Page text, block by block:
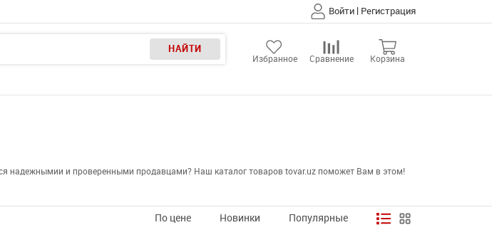
Войти | Регистрация
НАЙТИ
Избранное Сравнение Корзина
надежнымии и проверенными продавцами? Наш каталог товаров tovar.uz поможет Вам в этом!
По цене Новинки Популярные